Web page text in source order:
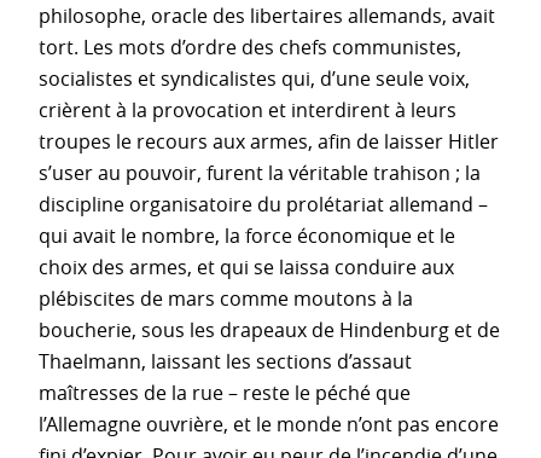
philosophe, oracle des libertaires allemands, avait
tort. Les mots d’ordre des chefs communistes,
socialistes et syndicalistes qui, d’une seule voix,
crièrent à la provocation et interdirent à leurs
troupes le recours aux armes, afin de laisser Hitler
s’user au pouvoir, furent la véritable trahison ; la
discipline organisatoire du prolétariat allemand –
qui avait le nombre, la force économique et le
choix des armes, et qui se laissa conduire aux
plébiscites de mars comme moutons à la
boucherie, sous les drapeaux de Hindenburg et de
Thaelmann, laissant les sections d’assaut
maîtresses de la rue – reste le péché que
l’Allemagne ouvrière, et le monde n’ont pas encore